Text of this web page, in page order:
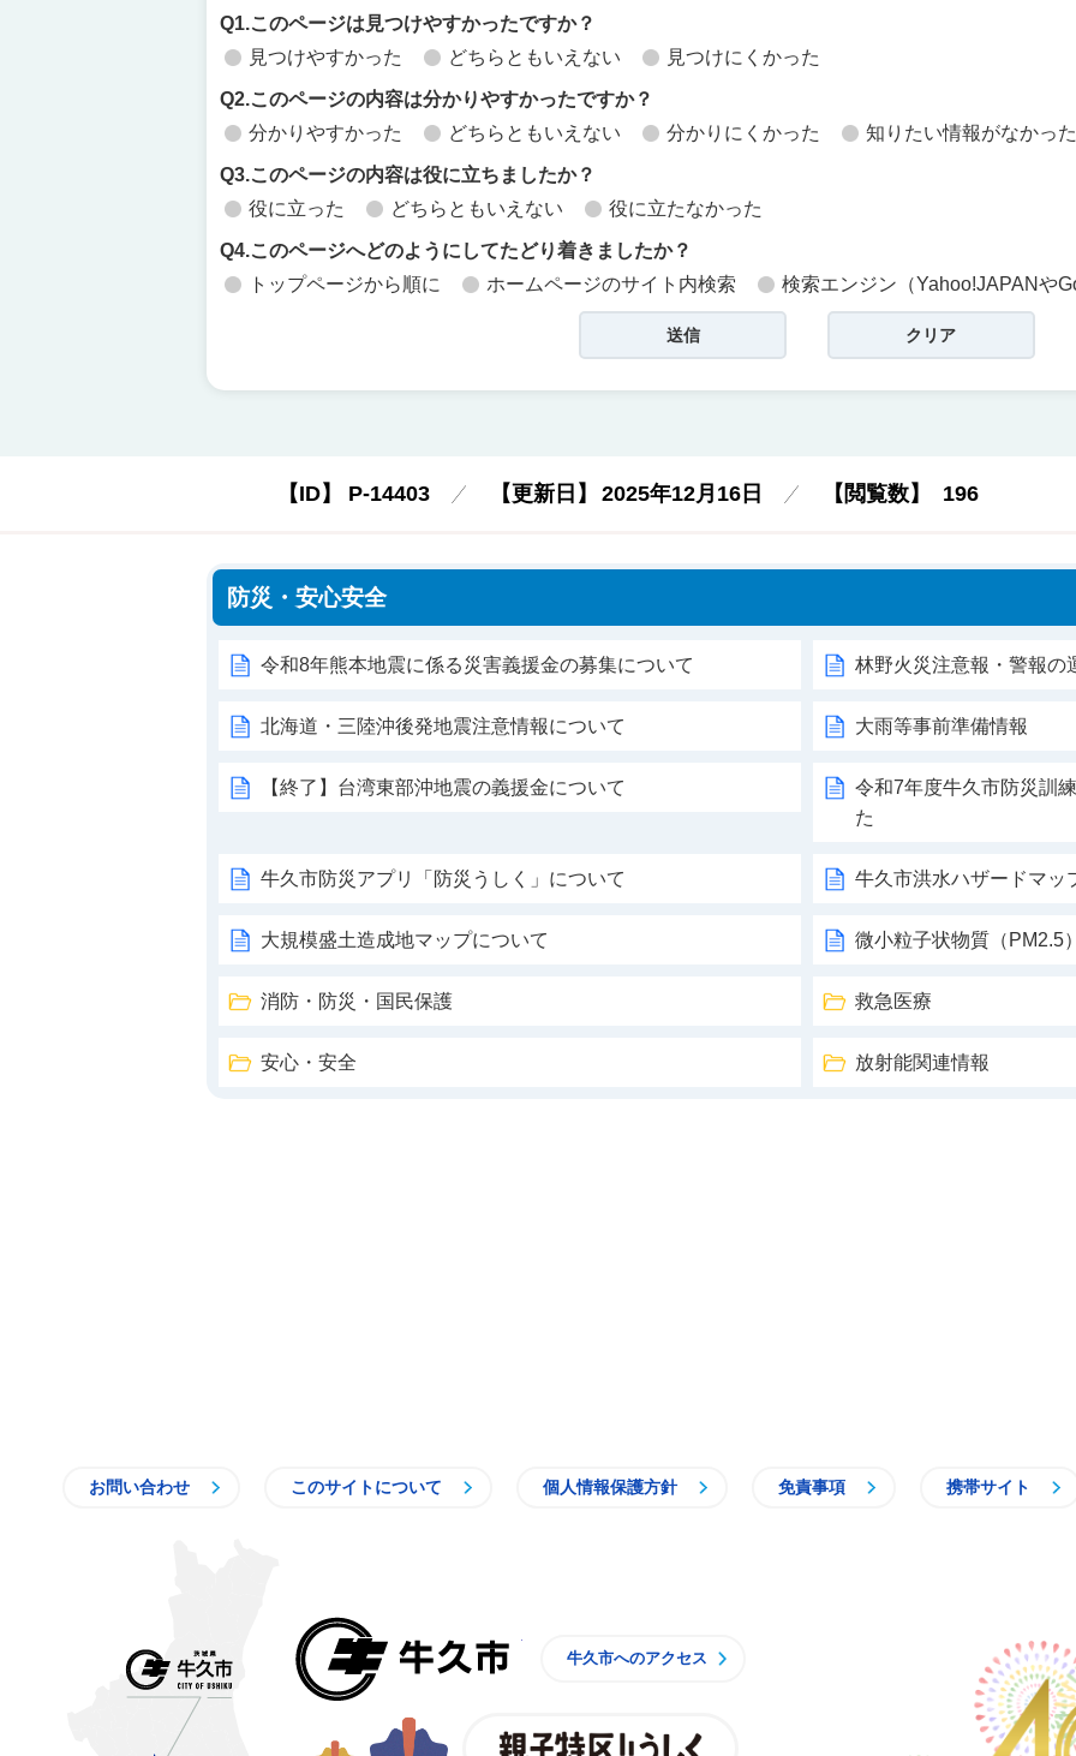
Q1.このページは見つけやすかったですか？
見つけやすかった
どちらともいえない 見つけにくかった
Q2.このページの内容は分かりやすかったですか？
分かりやすかった
どちらともいえない 分かりにくかった 知りたい情報がなかった
Q3.このページの内容は役に立ちましたか？
役に立った
どちらともいえない 役に立たなかった
Q4.このページへどのようにしてたどり着きましたか？
トップページから順に
ホームページのサイト内検索 検索エンジン（Yahoo!JAPANや
【ID】 P-14403 【更新日】 2025年12月16日 【閲覧数】 196
防災・安心安全
令和8年熊本地震に係る災害義援金の募集について 林野火災注意報・警報の
北海道・三陸沖後発地震注意情報について 大雨等事前準備情報
【終了】台湾東部沖地震の義援金について
令和7年度牛久市防災訓
た
牛久市防災アプリ「防災うしく」について 牛久市洪水ハザードマッ
大規模盛土造成地マップについて 微小粒子状物質（PM2.5
消防・防災・国民保護 救急医療
安心・安全 放射能関連情報
お問い合わせ このサイトについて 個人情報保護方針 免責事項 携帯サイト
牛久市へのアクセス